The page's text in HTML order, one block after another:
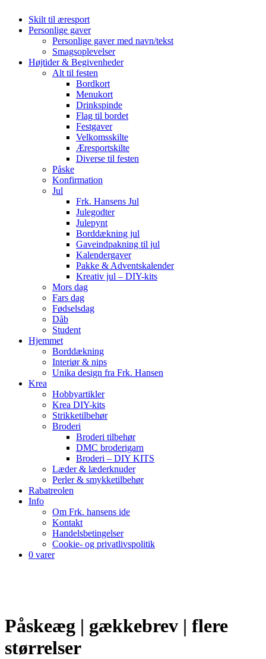
Skilt til æresport
Personlige gaver
Personlige gaver med navn/tekst
Smagsoplevelser
Højtider & Begivenheder
Alt til festen
Bordkort
Menukort
Drinkspinde
Flag til bordet
Festgaver
Velkomsskilte
Æresportskilte
Diverse til festen
Påske
Konfirmation
Jul
Frk. Hansens Jul
Julegodter
Julepynt
Borddækning jul
Gaveindpakning til jul
Kalendergaver
Pakke & Adventskalender
Kreativ jul – DIY-kits
Mors dag
Fars dag
Fødselsdag
Dåb
Student
Hjemmet
Borddækning
Interiør & nips
Unika design fra Frk. Hansen
Krea
Hobbyartikler
Krea DIY-kits
Strikketilbehør
Broderi
Broderi tilbehør
DMC broderigarn
Broderi – DIY KITS
Læder & læderknuder
Perler & smykketilbehør
Rabatreolen
Info
Om Frk. hansens ide
Kontakt
Handelsbetingelser
Cookie- og privatlivspolitik
0 varer
Påskeæg | gækkebrev | flere
størrelser